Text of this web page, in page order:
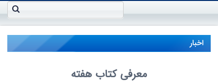
اخبار
معرفی کتاب هفته